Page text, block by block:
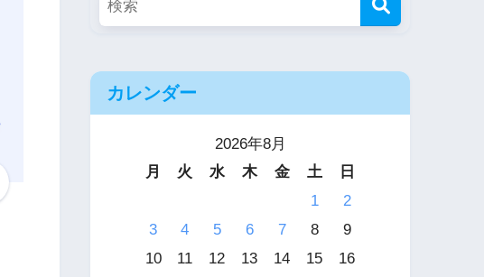
カレンダー
2026年8月
月
火 水 木 金 土
日
1
2
3
4 5 6 7 8
9
10
11 12 13 14 15
16